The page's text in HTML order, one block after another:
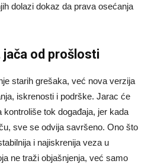
dolazi dokaz da prava osećanja
od prošlosti
starih grešaka, već nova verzija
iskrenosti i podrške. Jarac će
kontroliše tok događaja, jer kada
sve se odvija savršeno. Ono što
i najiskrenija veza u
ne traži objašnjenja, već samo